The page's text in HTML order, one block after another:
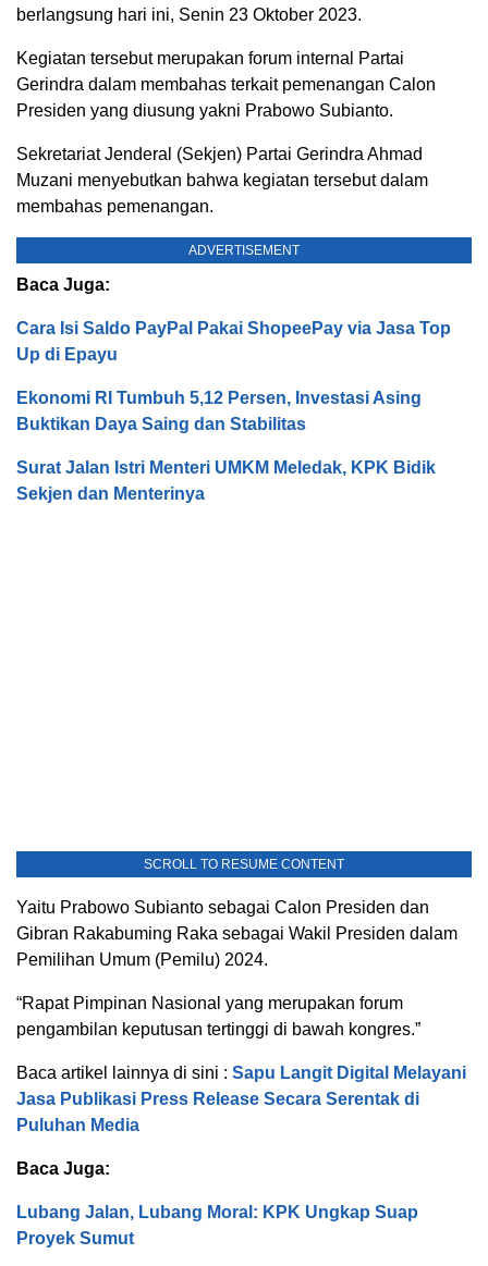
berlangsung hari ini, Senin 23 Oktober 2023.
Kegiatan tersebut merupakan forum internal Partai
Gerindra dalam membahas terkait pemenangan Calon
Presiden yang diusung yakni Prabowo Subianto.
Sekretariat Jenderal (Sekjen) Partai Gerindra Ahmad
Muzani menyebutkan bahwa kegiatan tersebut dalam
membahas pemenangan.
ADVERTISEMENT
Baca Juga:
Cara Isi Saldo PayPal Pakai ShopeePay via Jasa Top
Up di Epayu
Ekonomi RI Tumbuh 5,12 Persen, Investasi Asing
Buktikan Daya Saing dan Stabilitas
Surat Jalan Istri Menteri UMKM Meledak, KPK Bidik
Sekjen dan Menterinya
SCROLL TO RESUME CONTENT
Yaitu Prabowo Subianto sebagai Calon Presiden dan
Gibran Rakabuming Raka sebagai Wakil Presiden dalam
Pemilihan Umum (Pemilu) 2024.
“Rapat Pimpinan Nasional yang merupakan forum
pengambilan keputusan tertinggi di bawah kongres.”
Baca artikel lainnya di sini : Sapu Langit Digital Melayani
Jasa Publikasi Press Release Secara Serentak di
Puluhan Media
Baca Juga:
Lubang Jalan, Lubang Moral: KPK Ungkap Suap
Proyek Sumut